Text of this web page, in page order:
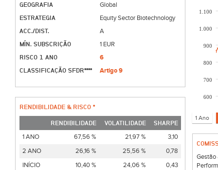
GEOGRAFIA
Global
ESTRATEGIA
Equity Sector Biotechnology
ACC./DIST.
A
MÍN. SUBSCRIÇÃO
1 EUR
RISCO 1 ANO
6
CLASSIFICAÇÃO SFDR****
Artigo 9
RENDIBILIDADE & RISCO *
RENDIBILIDADE VOLATILIDADE
SHARPE
1 ANO
67,56 % 21,97 %
3,10
2 ANO
26,16 % 25,56 %
0,78
INÍCIO
10,40 % 24,06 % 0,43
600
700
800
900
1.000
1.100
Gestão